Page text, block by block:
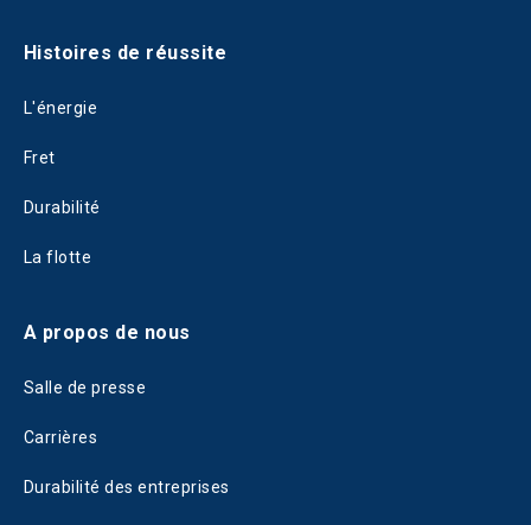
Histoires de réussite
L'énergie
Fret
Durabilité
La flotte
A propos de nous
Salle de presse
Carrières
Durabilité des entreprises